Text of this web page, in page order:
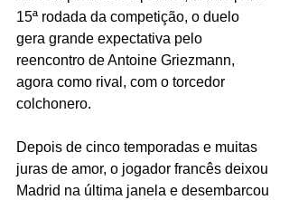
15ª rodada da competição, o duelo
gera grande expectativa pelo
reencontro de Antoine Griezmann,
agora como rival, com o torcedor
colchonero.
Depois de cinco temporadas e muitas
juras de amor, o jogador francês deixou
Madrid na última janela e desembarcou